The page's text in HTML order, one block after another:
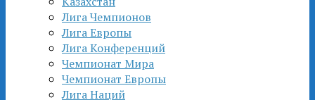
Лига Чемпионов
Лига Европы
Лига Конференций
Чемпионат Мира
Чемпионат Европы
Лига Наций